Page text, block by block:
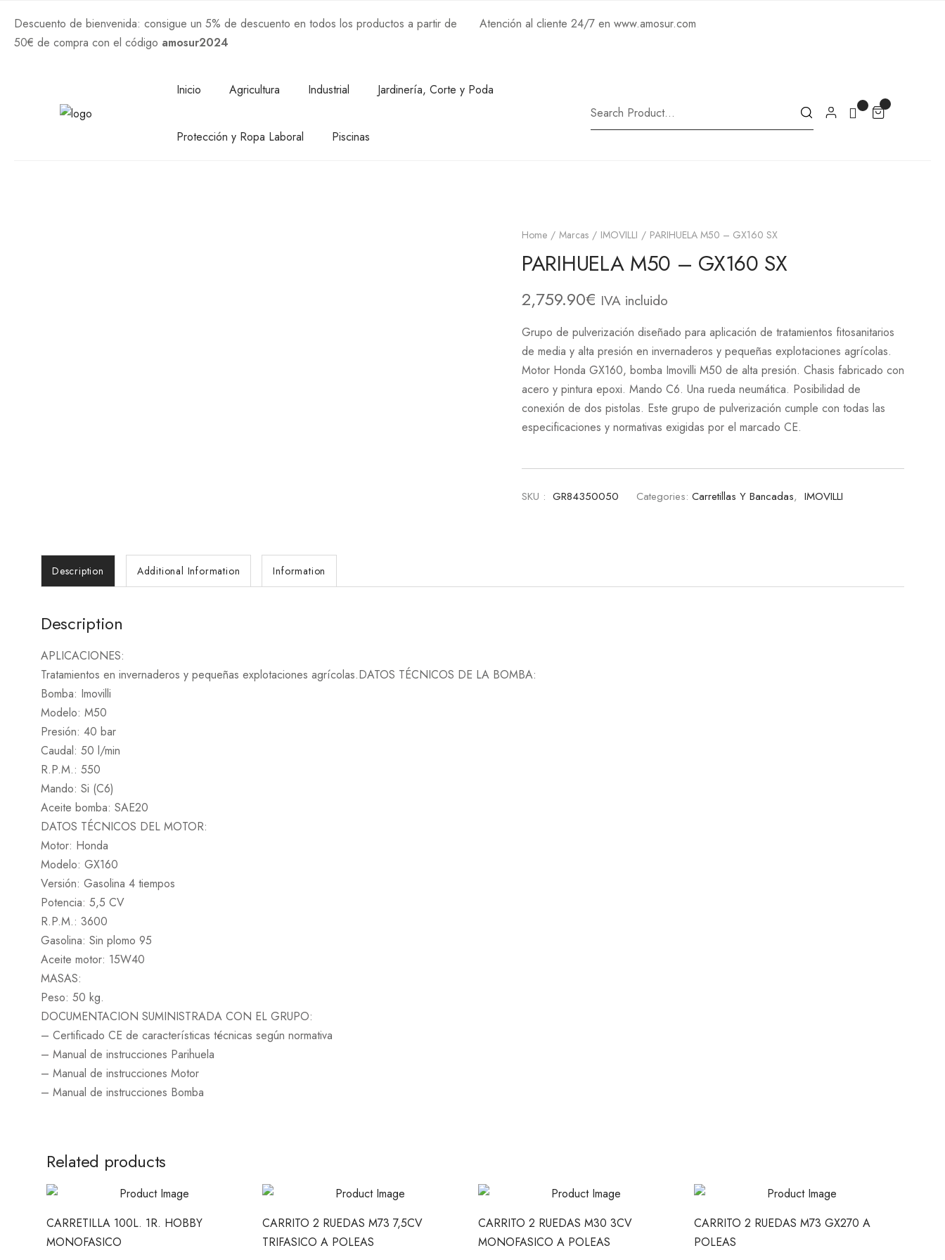
Descuento de bienvenida: consigue un 5% de descuento en todos los productos a partir de
50€ de compra con el código amosur2024
Atención al cliente 24/7 en www.amosur.com
Inicio Agricultura Industrial Jardinería, Corte y Poda
Protección y Ropa Laboral Piscinas
Home Marcas IMOVILLI PARIHUELA M50 – GX160 SX
PARIHUELA M50 – GX160 SX
2,759.90€ IVA incluido
Grupo de pulverización diseñado para aplicación de tratamientos fitosanitarios
de media y alta presión en invernaderos y pequeñas explotaciones agrícolas.
Motor Honda GX160, bomba Imovilli M50 de alta presión. Chasis fabricado con
acero y pintura epoxi. Mando C6. Una rueda neumática. Posibilidad de
conexión de dos pistolas. Este grupo de pulverización cumple con todas las
especificaciones y normativas exigidas por el marcado CE.
SKU : GR84350050 Categories: Carretillas Y Bancadas, IMOVILLI
Description Additional Information Information
Description
APLICACIONES:
Tratamientos en invernaderos y pequeñas explotaciones agrícolas.DATOS TÉCNICOS DE LA BOMBA:
Bomba: Imovilli
Modelo: M50
Presión: 40 bar
Caudal: 50 l/min
R.P.M.: 550
Mando: Si (C6)
Aceite bomba: SAE20
DATOS TÉCNICOS DEL MOTOR:
Motor: Honda
Modelo: GX160
Versión: Gasolina 4 tiempos
Potencia: 5,5 CV
R.P.M.: 3600
Gasolina: Sin plomo 95
Aceite motor: 15W40
MASAS:
Peso: 50 kg.
DOCUMENTACION SUMINISTRADA CON EL GRUPO:
– Certificado CE de características técnicas según normativa
– Manual de instrucciones Parihuela
– Manual de instrucciones Motor
– Manual de instrucciones Bomba
Related products
CARRETILLA 100L. 1R. HOBBY
MONOFASICO
CARRITO 2 RUEDAS M73 7,5CV
TRIFASICO A POLEAS
CARRITO 2 RUEDAS M30 3CV
MONOFASICO A POLEAS
CARRITO 2 RUEDAS M73 GX270 A
POLEAS